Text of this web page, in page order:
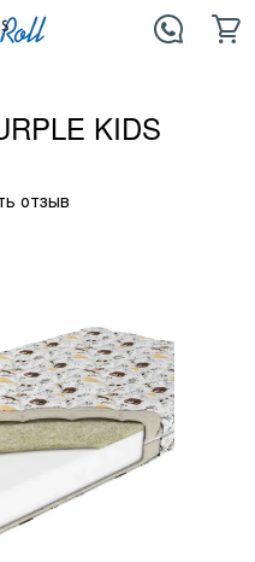
KIDS
отзыв